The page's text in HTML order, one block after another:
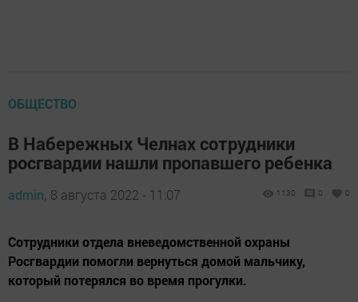
ОБЩЕСТВО
В Набережных Челнах сотрудники
росгвардии нашли пропавшего ребенка
admin, 8 августа 2022 - 11:07 1130 0 0
Сотрудники отдела вневедомственной охраны
Росгвардии помогли вернуться домой мальчику,
который потерялся во время прогулки.